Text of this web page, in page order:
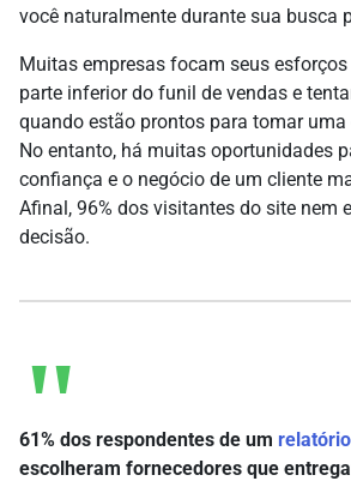
você naturalmente durante sua busca
Muitas empresas focam seus
parte inferior do funil de vendas e
quando estão prontos para tomar
No entanto, há muitas oportunidades
confiança e o negócio de um cliente
Afinal, 96% dos visitantes do site nem
decisão.
61% dos respondentes de um
escolheram fornecedores que